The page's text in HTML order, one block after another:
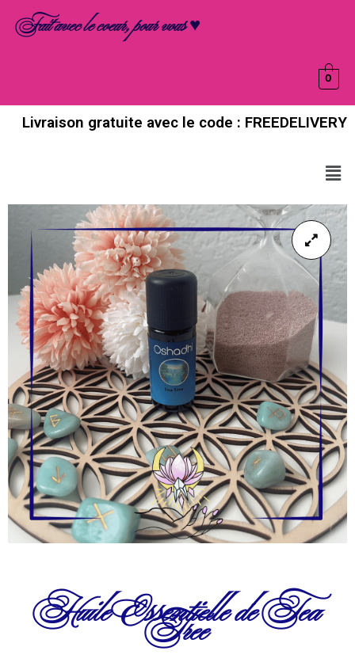
Fait avec le coeur, pour vous ♥
0
Livraison gratuite avec le code : FREEDELIVERY
Huile Essentielle de Tea
Tree